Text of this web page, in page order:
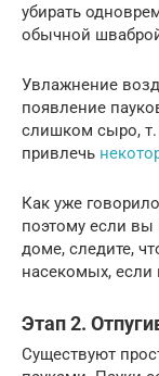
убирать
обычной
Увлажнение
появление
слишком сыро,
привлечь
Как уже
поэтому если вы
доме, следите,
насекомых, если
Этап 2.
Существуют